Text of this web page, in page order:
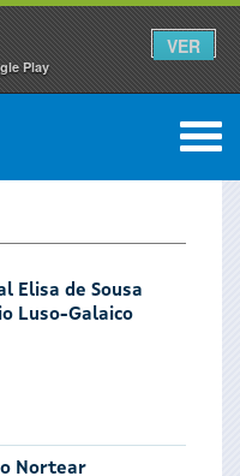
Play
VER
0
Elisa de Sousa
Luso-Galaico
Nortear